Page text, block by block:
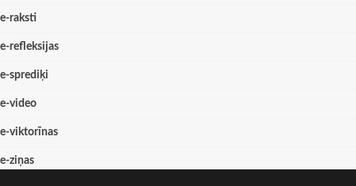
e-raksti
e-refleksijas
e-sprediķi
e-video
e-viktorīnas
e-ziņas